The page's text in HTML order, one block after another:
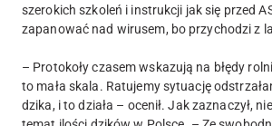
szerokich szkoleń i instrukcji jak się przed
zapanować nad wirusem, bo przychodzi z
– Protokoły czasem wskazują na błędy
to mała skala. Ratujemy sytuację
dzika, i to działa – ocenił. Jak zaznaczył,